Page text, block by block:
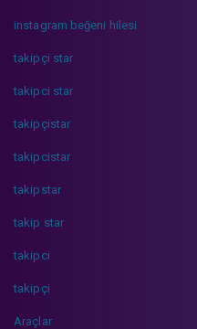
instagram beğeni hilesi
takipçi star
takipci star
takipçistar
takipcistar
takipstar
takip star
takipci
takipçi
Araçlar